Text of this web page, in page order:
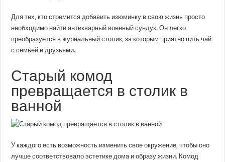
Для тех, кто стремится добавить изюминку в свою жизнь просто
необходимо найти антикварный военный сундук. Он легко
преобразуется в журнальный столик, за которым приятно пить чай
с семьей и друзьями.
Старый комод
превращается в столик в
ванной
У каждого есть возможность изменить свое окружение, чтобы оно
лучше соответствовало эстетике дома и образу жизни. Комод